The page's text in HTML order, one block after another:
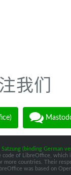
我们
Satzung (binding German
code of LibreOffice, which
countries. Their
was based on